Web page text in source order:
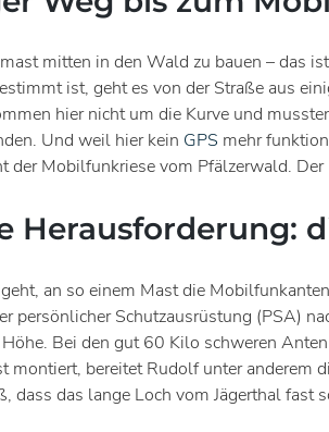
mitten in den Wald zu bauen – das
ist, geht es von der Straße aus
hier nicht um die Kurve und
Und weil hier kein GPS mehr
der Mobilfunkriese vom Pfälzerwald.
Herausforderung:
an so einem Mast die
persönlicher Schutzausrüstung (PSA)
Bei den gut 60 Kilo schweren
montiert, bereitet Rudolf unter anderem
dass das lange Loch vom Jägerthal fast